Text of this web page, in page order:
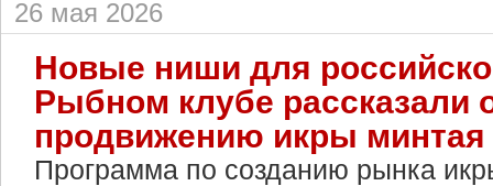
26 мая 2026
Новые ниши для
Рыбном клубе рассказали
продвижению икры минтая
Программа по созданию рынка